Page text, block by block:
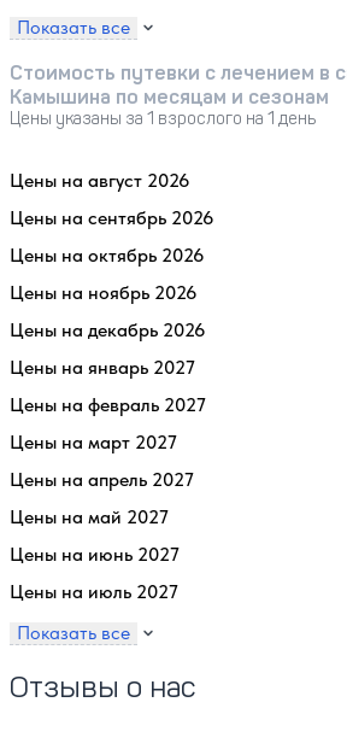
Показать все
Стоимость путевки с лечением в
Камышина по месяцам и сезонам
Цены указаны за 1 взрослого на 1 день
Цены на август 2026
Цены на сентябрь 2026
Цены на октябрь 2026
Цены на ноябрь 2026
Цены на декабрь 2026
Цены на январь 2027
Цены на февраль 2027
Цены на март 2027
Цены на апрель 2027
Цены на май 2027
Цены на июнь 2027
Цены на июль 2027
Показать все
Отзывы о нас